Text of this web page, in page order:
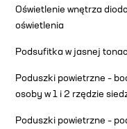
Oświetlenie wnętrza
oświetlenia
Podsufitka w jasnej
Poduszki powietrzne –
osoby w 1 i 2 rzędzie
Poduszki powietrzne –